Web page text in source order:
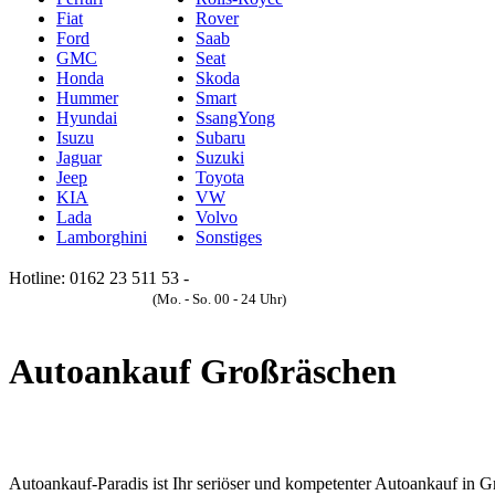
Fiat
Ford
GMC
Honda
Hummer
Hyundai
Isuzu
Jaguar
Jeep
KIA
Lada
Lamborghini
Rover
Saab
Seat
Skoda
Smart
SsangYong
Subaru
Suzuki
Toyota
VW
Volvo
Sonstiges
Hotline: 0162 23 511 53 -
(Mo. - So. 00 - 24 Uhr)
Autoankauf Großräschen
Autoankauf-Paradis ist Ihr seriöser und kompetenter Autoankauf in